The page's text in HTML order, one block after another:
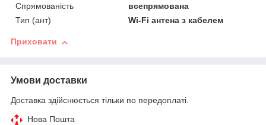
Спрямованість
всепрямована
Тип (ант)
Wi-Fi антена з кабелем
Приховати
Умови доставки
Доставка здійснюється тільки по передоплаті.
Нова Пошта